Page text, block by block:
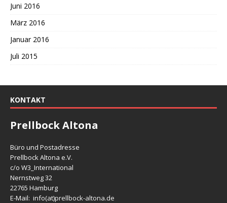
Juni 2016
März 2016
Januar 2016
Juli 2015
KONTAKT
Prellbock Altona
Büro und Postadresse
Prellbock Altona e.V.
c/o W3_International
Nernstweg 32
22765 Hamburg
E-Mail: info(at)prellbock-altona.de